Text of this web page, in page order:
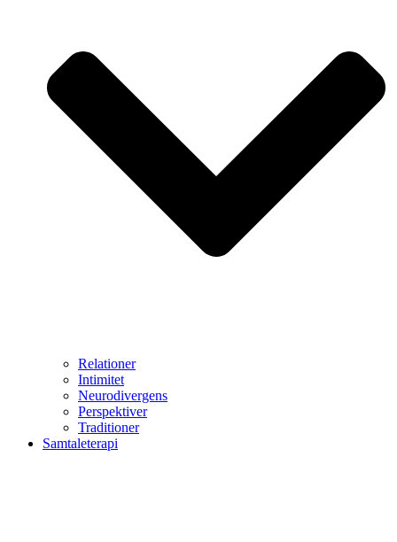
Relationer
Intimitet
Neurodivergens
Perspektiver
Traditioner
Samtaleterapi